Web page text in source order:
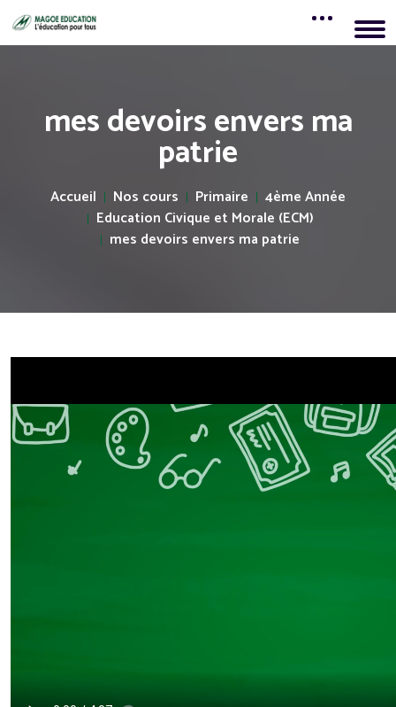
mes devoirs envers ma
patrie
Accueil Nos cours Primaire
4ème Année
Education Civique et Morale (ECM)
mes devoirs envers ma patrie